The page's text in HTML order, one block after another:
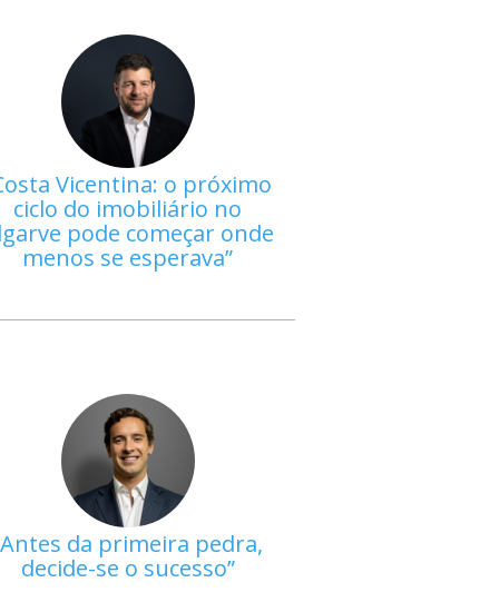
Vicentina: o próximo
ciclo do imobiliário no
pode começar onde
menos se esperava
Antes da primeira pedra,
decide-se o sucesso